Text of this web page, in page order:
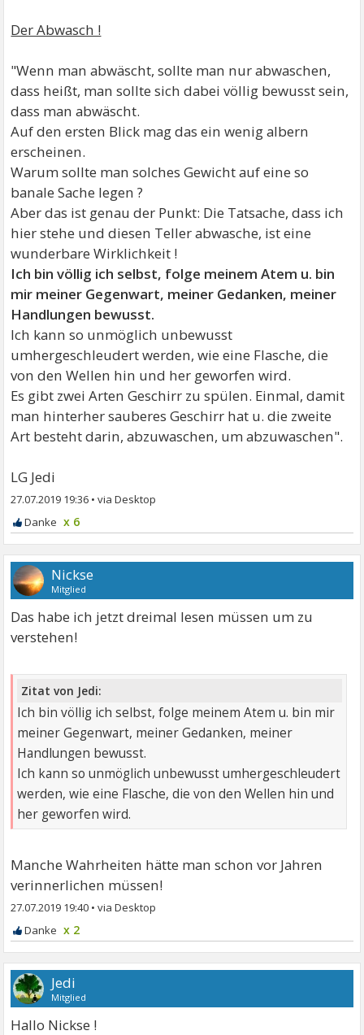
Der Abwasch !
"Wenn man abwäscht, sollte man nur abwaschen,
dass heißt, man sollte sich dabei völlig bewusst sein,
dass man abwäscht.
Auf den ersten Blick mag das ein wenig albern
erscheinen.
Warum sollte man solches Gewicht auf eine so
banale Sache legen ?
Aber das ist genau der Punkt: Die Tatsache, dass ich
hier stehe und diesen Teller abwasche, ist eine
wunderbare Wirklichkeit !
Ich bin völlig ich selbst, folge meinem Atem u. bin
mir meiner Gegenwart, meiner Gedanken, meiner
Handlungen bewusst.
Ich kann so unmöglich unbewusst
umhergeschleudert werden, wie eine Flasche, die
von den Wellen hin und her geworfen wird.
Es gibt zwei Arten Geschirr zu spülen. Einmal, damit
man hinterher sauberes Geschirr hat u. die zweite
Art besteht darin, abzuwaschen, um abzuwaschen".
LG Jedi
27.07.2019 19:36 •
x 6
Nickse
Mitglied
Das habe ich jetzt dreimal lesen müssen um zu
verstehen!
Zitat von Jedi:
Ich bin völlig ich selbst, folge meinem Atem u. bin mir
meiner Gegenwart, meiner Gedanken, meiner
Handlungen bewusst.
Ich kann so unmöglich unbewusst umhergeschleudert
werden, wie eine Flasche, die von den Wellen hin und
her geworfen wird.
Manche Wahrheiten hätte man schon vor Jahren
verinnerlichen müssen!
27.07.2019 19:40 •
x 2
Jedi
Mitglied
Hallo Nickse !